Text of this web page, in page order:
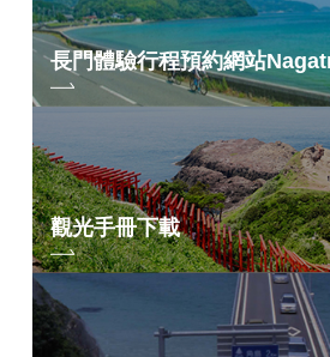
長門體驗行程預約網站
觀光手冊下載